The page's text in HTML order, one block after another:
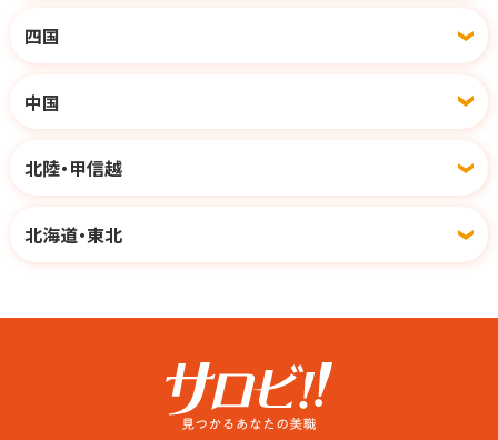
という方にもピッタリ◎
四国
中国
北陸・甲信越
北海道・東北